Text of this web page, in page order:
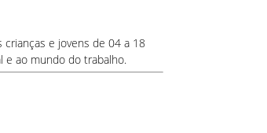
e jovens de 04 a 18
e ao mundo do trabalho.